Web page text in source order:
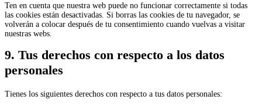
Ten en cuenta que nuestra web puede no funcionar correctamente si todas
las cookies están desactivadas. Si borras las cookies de tu navegador, se
volverán a colocar después de tu consentimiento cuando vuelvas a visitar
nuestras webs.
9. Tus derechos con respecto a los datos
personales
Tienes los siguientes derechos con respecto a tus datos personales: